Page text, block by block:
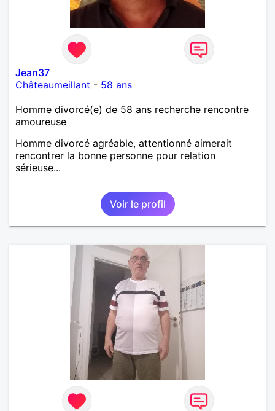
Jean37
Châteaumeillant - 58 ans
Homme divorcé(e) de 58 ans recherche rencontre
amoureuse
Homme divorcé agréable, attentionné aimerait
rencontrer la bonne personne pour relation
sérieuse...
Voir le profil